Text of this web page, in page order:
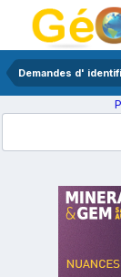
Demandes d'